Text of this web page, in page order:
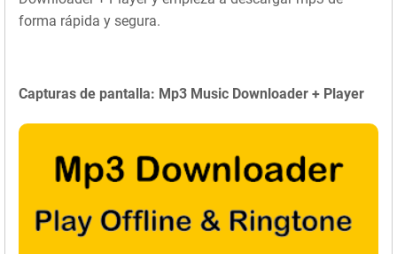
forma rápida y segura.
Capturas de pantalla: Mp3 Music Downloader + Player